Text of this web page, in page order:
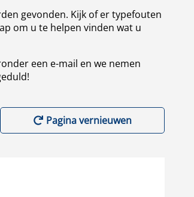
gevonden. Kijk of er typefouten
om u te helpen vinden wat u
een e-mail en we nemen
Pagina vernieuwen